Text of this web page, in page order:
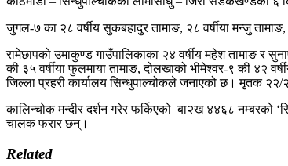
जुगल-७ का २८ वर्षीय सुकबहादुर तामाङ, २८ वर्षीया मन्जु तामाङ,
रामेछापको उमाकुण्ड गाउँपालिकाका २४ वर्षीय महेश तामाङ र
की ३५ वर्षीया फुलमाया तामाङ, दोलखाको भीमेश्वर-९ की ४२
जिल्ला प्रहरी कार्यालय सिन्धुपाल्चोकले जनाएको छ। मृतक
कालिन्चोक मन्दीर दर्शन गरेर फर्किएको बा२ख ४४६८
चालक फरार छन्।
Related